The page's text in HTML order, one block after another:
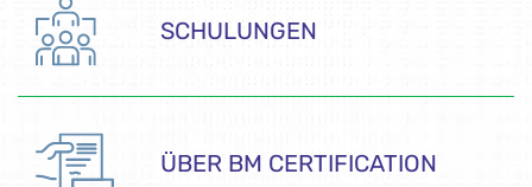
SCHULUNGEN
ÜBER BM CERTIFICATION